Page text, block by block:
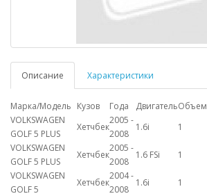
Описание Характеристики
Марка/Модель Кузов Года ДвигательОбъем
VOLKSWAGEN
GOLF 5 PLUS
Хетчбек
2005 -
2008
1.6i 1
VOLKSWAGEN
GOLF 5 PLUS
Хетчбек
2005 -
2008
1.6 FSi 1
VOLKSWAGEN
GOLF 5
Хетчбек
2004 -
2008
1.6i 1